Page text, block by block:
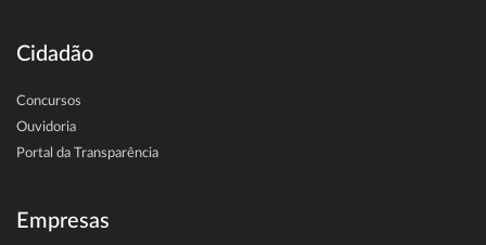
Cidadão
Concursos
Ouvidoria
Portal da Transparência
Empresas